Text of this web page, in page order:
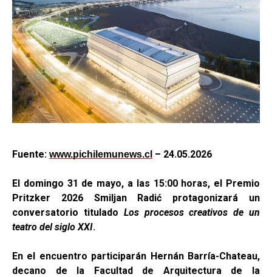
Fuente: www.pichilemunews.cl – 24.05.2026
El domingo 31 de mayo, a las 15:00 horas, el Premio
Pritzker 2026 Smiljan Radić protagonizará un
conversatorio titulado Los procesos creativos de un
teatro del siglo XXI.
En el encuentro participarán Hernán Barría-Chateau,
decano de la Facultad de Arquitectura de la